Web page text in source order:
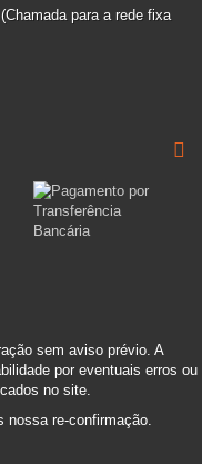
para a rede fixa
sem aviso prévio. A
por eventuais erros ou
no site.
nossa re-confirmação.